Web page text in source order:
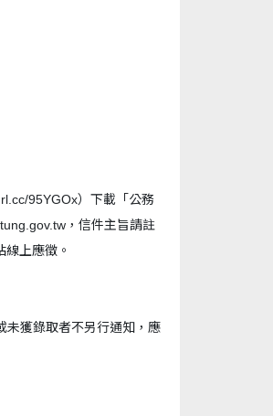
95YGOx）下載「公務
，信件主旨請註
上應徵。
未獲錄取者不另行通知，應